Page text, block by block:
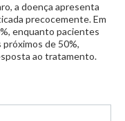
a doença apresenta
precocemente. Em
enquanto pacientes
de 50%,
ao tratamento.